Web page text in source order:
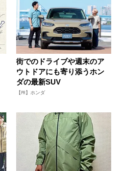
街でのドライブや週末のア
ウトドアにも寄り添うホン
ダの最新SUV
【PR】ホンダ